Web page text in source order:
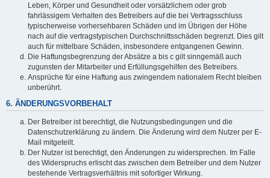
Leben, Körper und Gesundheit oder vorsätzlichem oder grob
fahrlässigem Verhalten des Betreibers auf die bei Vertragsschluss
typischerweise vorhersehbaren Schäden und im Übrigen der Höhe
nach auf die vertragstypischen Durchschnittsschäden begrenzt. Dies gilt
auch für mittelbare Schäden, insbesondere entgangenen Gewinn.
Die Haftungsbegrenzung der Absätze a bis c gilt sinngemäß auch
zugunsten der Mitarbeiter und Erfüllungsgehilfen des Betreibers.
Ansprüche für eine Haftung aus zwingendem nationalem Recht bleiben
unberührt.
6. ÄNDERUNGSVORBEHALT
Der Betreiber ist berechtigt, die Nutzungsbedingungen und die
Datenschutzerklärung zu ändern. Die Änderung wird dem Nutzer per E-
Mail mitgeteilt.
Der Nutzer ist berechtigt, den Änderungen zu widersprechen. Im Falle
des Widerspruchs erlischt das zwischen dem Betreiber und dem Nutzer
bestehende Vertragsverhältnis mit sofortiger Wirkung.